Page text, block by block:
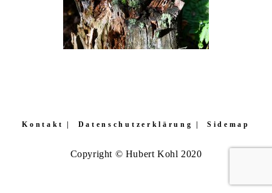
Kontakt Datenschutzerklärung Sidemap
Copyright © Hubert Kohl 2020